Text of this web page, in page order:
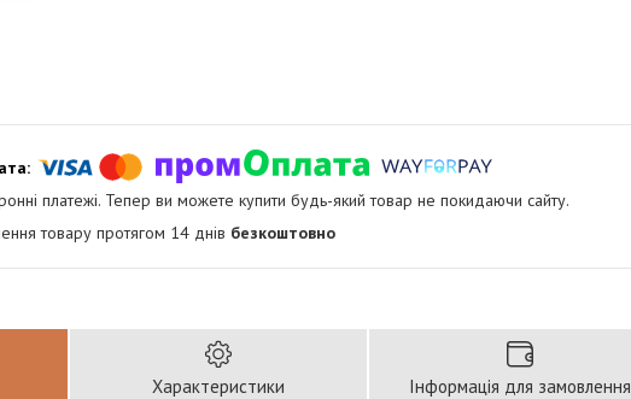
платежі. Тепер ви можете купити будь-який товар не покидаючи сайту.
товару протягом 14 днів безкоштовно
Характеристики Інформація для замовлення